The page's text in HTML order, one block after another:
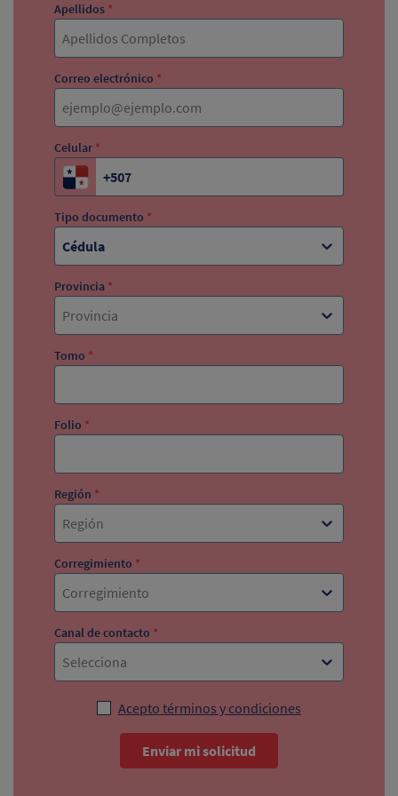
Apellidos *
Correo electrónico *
Celular *
Tipo documento *
Cédula
Provincia *
Provincia
Tomo *
Folio *
Región *
Región
Corregimiento *
Corregimiento
Canal de contacto *
Selecciona
Acepto términos y condiciones
Enviar mi solicitud